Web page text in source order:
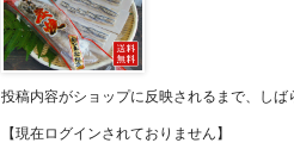
投稿内容がショップに反映されるまで、しば
【現在ログインされておりません】